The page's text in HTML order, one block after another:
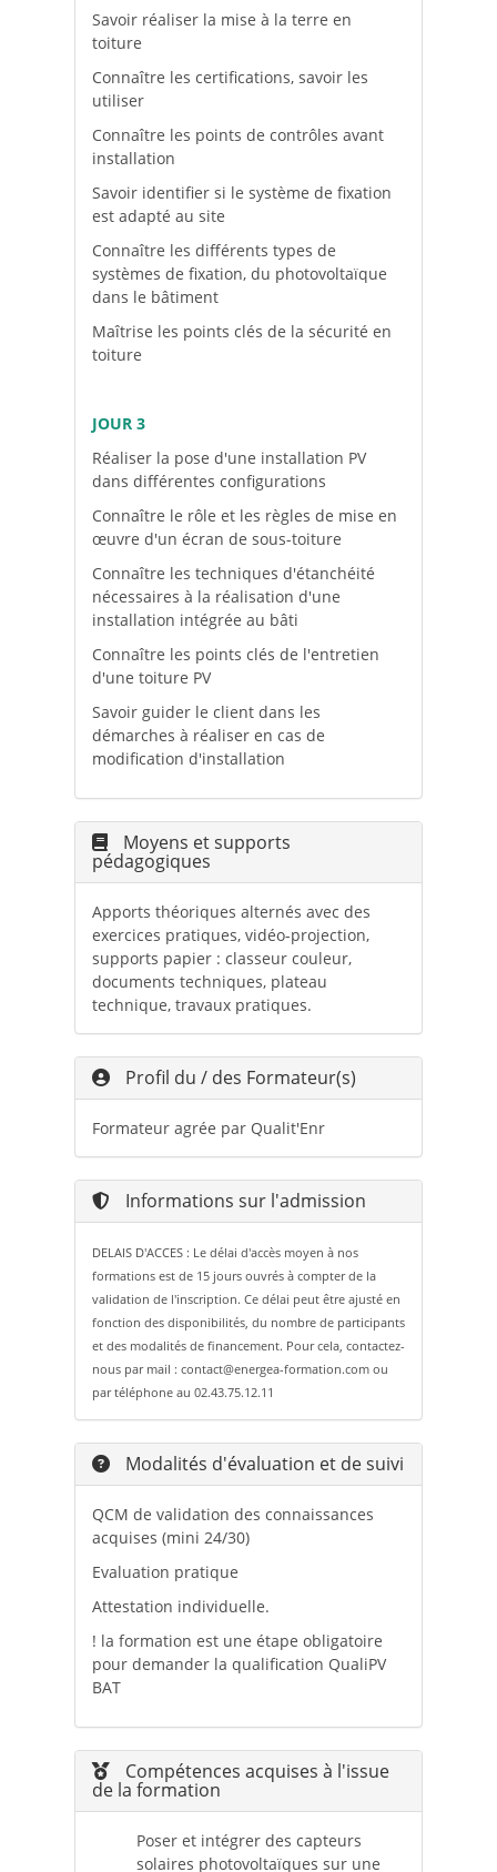
Savoir réaliser la mise à la terre en
toiture
Connaître les certifications, savoir les
utiliser
Connaître les points de contrôles avant
installation
Savoir identifier si le système de fixation
est adapté au site
Connaître les différents types de
systèmes de fixation, du photovoltaïque
dans le bâtiment
Maîtrise les points clés de la sécurité en
toiture
JOUR 3
Réaliser la pose d'une installation PV
dans différentes configurations
Connaître le rôle et les règles de mise en
œuvre d'un écran de sous-toiture
Connaître les techniques d'étanchéité
nécessaires à la réalisation d'une
installation intégrée au bâti
Connaître les points clés de l'entretien
d'une toiture PV
Savoir guider le client dans les
démarches à réaliser en cas de
modification d'installation
Moyens et supports
pédagogiques
Apports théoriques alternés avec des
exercices pratiques, vidéo-projection,
supports papier : classeur couleur,
documents techniques, plateau
technique, travaux pratiques.
Profil du / des Formateur(s)
Formateur agrée par Qualit'Enr
Informations sur l'admission
DELAIS D'ACCES : Le délai d'accès moyen à nos
formations est de 15 jours ouvrés à compter de la
validation de l'inscription. Ce délai peut être ajusté en
fonction des disponibilités, du nombre de participants
et des modalités de financement. Pour cela, contactez-
nous par mail : contact@energea-formation.com ou
par téléphone au 02.43.75.12.11
Modalités d'évaluation et de suivi
QCM de validation des connaissances
acquises (mini 24/30)
Evaluation pratique
Attestation individuelle.
! la formation est une étape obligatoire
pour demander la qualification QualiPV
BAT
Compétences acquises à l'issue
de la formation
Poser et intégrer des capteurs
solaires photovoltaïques sur une